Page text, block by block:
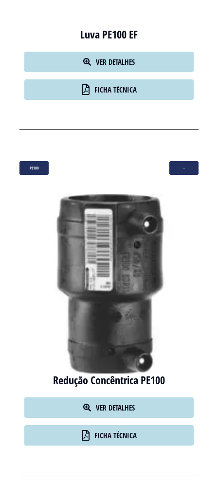
Luva PE100 EF
VER DETALHES
FICHA TÉCNICA
PE100 -
Redução Concêntrica PE100
VER DETALHES
FICHA TÉCNICA